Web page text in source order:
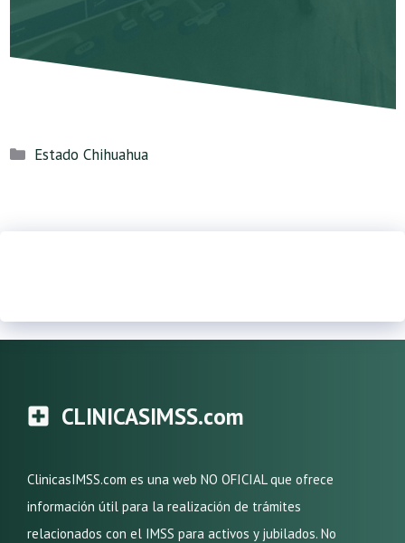
Categorías
Estado Chihuahua
CLINICASIMSS.com
ClinicasIMSS.com es una web NO OFICIAL que ofrece
información útil para la realización de trámites
relacionados con el IMSS para activos y jubilados. No